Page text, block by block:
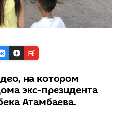
на котором
экс-президента
Атамбаева.